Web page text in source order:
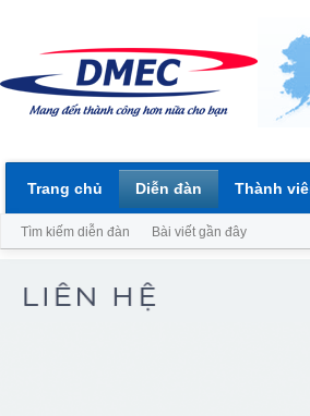
Trang chủ Diễn đàn
Tìm kiếm diễn đàn Bài viết gần đây
Thành